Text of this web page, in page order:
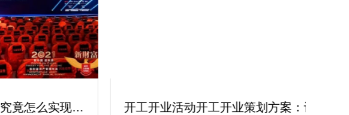
实现梦
开工开业活动开工开业策划方案：让你